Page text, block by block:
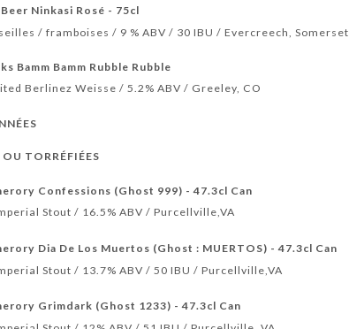
Ninkasi Rosé - 75cl
/ framboises / 9 % ABV / 30 IBU / Evercreech, Somerset
Bamm Bamm Rubble Rubble
Berlinez Weisse / 5.2% ABV / Greeley, CO
OU TORRÉFIÉES
Confessions (Ghost 999) - 47.3cl Can
Stout / 16.5% ABV / Purcellville,VA
Dia De Los Muertos (Ghost : MUERTOS) - 47.3cl Can
Stout / 13.7% ABV / 50 IBU / Purcellville,VA
Grimdark (Ghost 1233) - 47.3cl Can